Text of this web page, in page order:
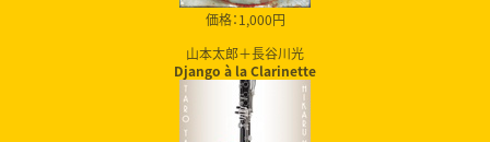
価格：1,000円
山本太郎＋長谷川光
Django à la Clarinette